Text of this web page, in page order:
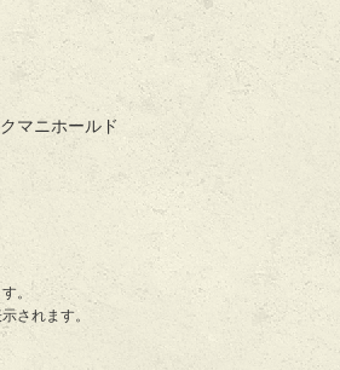
マニホールド
。
されます。